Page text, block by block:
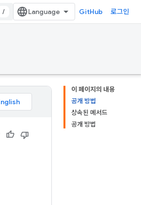
/ GitHub 로그인
이 페이지의 내용
공개 방법
상속된 메서드
공개 방법